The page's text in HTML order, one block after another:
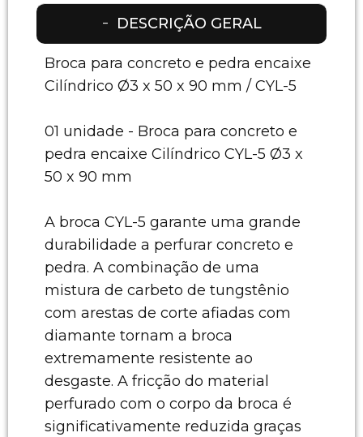
DESCRIÇÃO GERAL
Broca para concreto e pedra encaixe
Cilíndrico Ø3 x 50 x 90 mm / CYL-5
01 unidade - Broca para concreto e
pedra encaixe Cilíndrico CYL-5 Ø3 x
50 x 90 mm
A broca CYL-5 garante uma grande
durabilidade a perfurar concreto e
pedra. A combinação de uma
mistura de carbeto de tungstênio
com arestas de corte afiadas com
diamante tornam a broca
extremamente resistente ao
desgaste. A fricção do material
perfurado com o corpo da broca é
significativamente reduzida graças